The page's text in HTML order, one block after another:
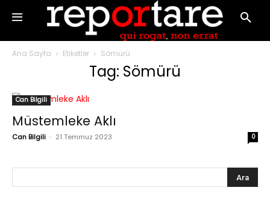
Ana Sayfa Etiketler Sömürü
Tag: Sömürü
Can Bilgili
Müstemleke Aklı
Can Bilgili - 21 Temmuz 2023 0